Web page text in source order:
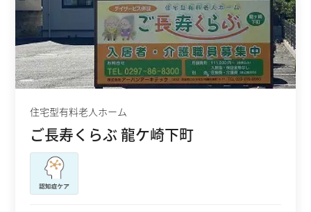
住宅型有料老人ホーム
ご長寿くらぶ 龍ケ崎下町